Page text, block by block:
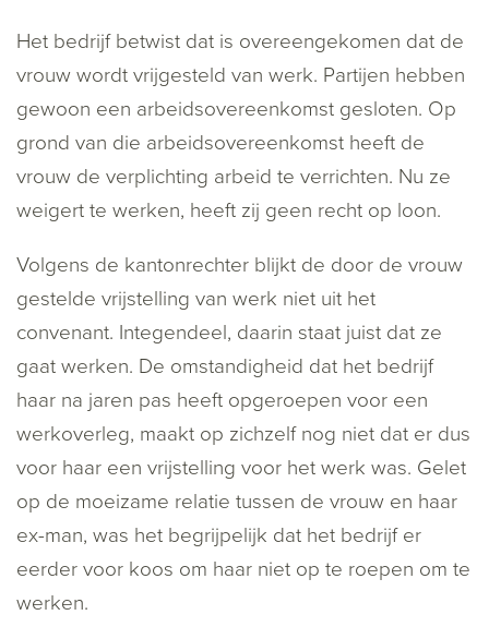
Het bedrijf betwist dat is overeengekomen dat de
vrouw wordt vrijgesteld van werk. Partijen hebben
gewoon een arbeidsovereenkomst gesloten. Op
grond van die arbeidsovereenkomst heeft de
vrouw de verplichting arbeid te verrichten. Nu ze
weigert te werken, heeft zij geen recht op loon.
Volgens de kantonrechter blijkt de door de vrouw
gestelde vrijstelling van werk niet uit het
convenant. Integendeel, daarin staat juist dat ze
gaat werken. De omstandigheid dat het bedrijf
haar na jaren pas heeft opgeroepen voor een
werkoverleg, maakt op zichzelf nog niet dat er dus
voor haar een vrijstelling voor het werk was. Gelet
op de moeizame relatie tussen de vrouw en haar
ex-man, was het begrijpelijk dat het bedrijf er
eerder voor koos om haar niet op te roepen om te
werken.